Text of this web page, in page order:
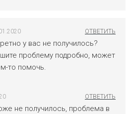
у вас не получилось?
проблему подробно, может
то помочь.
не получилось, проблема в